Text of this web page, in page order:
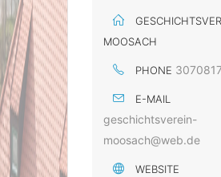
MOOSACH
PHONE
E-MAIL
geschichtsverein-
moosach@web.de
WEBSITE